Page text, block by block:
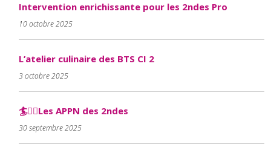
Intervention enrichissante pour les 2ndes Pro
10 octobre 2025
L’atelier culinaire des BTS CI 2
3 octobre 2025
🏄🏄‍♀️Les APPN des 2ndes
30 septembre 2025